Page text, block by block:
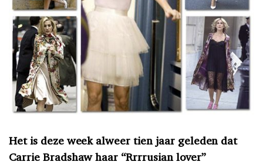
Het is deze week alweer tien jaar geleden dat
Carrie Bradshaw haar “Rrrrusian lover”